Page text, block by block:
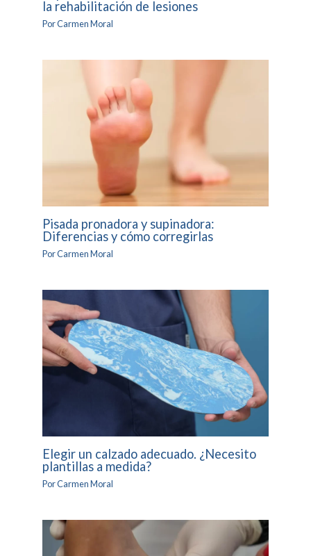
la rehabilitación de lesiones
PorCarmen Moral
Pisada pronadora y supinadora:
Diferencias y cómo corregirlas
PorCarmen Moral
Elegir un calzado adecuado. ¿Necesito
plantillas a medida?
PorCarmen Moral